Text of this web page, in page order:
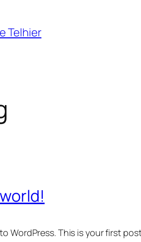
Telhier
WordPress. This is your first